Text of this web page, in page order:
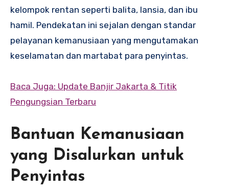
kelompok rentan seperti balita, lansia, dan ibu
hamil. Pendekatan ini sejalan dengan standar
pelayanan kemanusiaan yang mengutamakan
keselamatan dan martabat para penyintas.
Baca Juga: Update Banjir Jakarta & Titik
Pengungsian Terbaru
Bantuan Kemanusiaan
yang Disalurkan untuk
Penyintas